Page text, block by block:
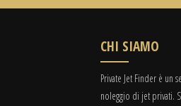
CHI SIAMO
Private Jet Finder è un
noleggio di jet privati.